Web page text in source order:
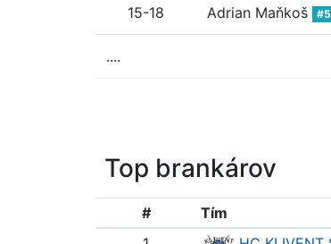
15-18 Adrian Maňkoš
....
Top brankárov
# Tím